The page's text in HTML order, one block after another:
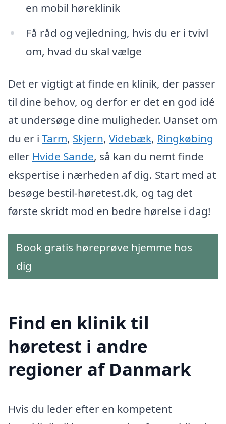
en mobil høreklinik
Få råd og vejledning, hvis du er i tvivl
om, hvad du skal vælge
Det er vigtigt at finde en klinik, der passer
til dine behov, og derfor er det en god idé
at undersøge dine muligheder. Uanset om
du er i Tarm, Skjern, Videbæk, Ringkøbing
eller Hvide Sande, så kan du nemt finde
ekspertise i nærheden af dig. Start med at
besøge bestil-høretest.dk, og tag det
første skridt mod en bedre hørelse i dag!
Book gratis høreprøve hjemme hos
dig
Find en klinik til
høretest i andre
regioner af Danmark
Hvis du leder efter en kompetent